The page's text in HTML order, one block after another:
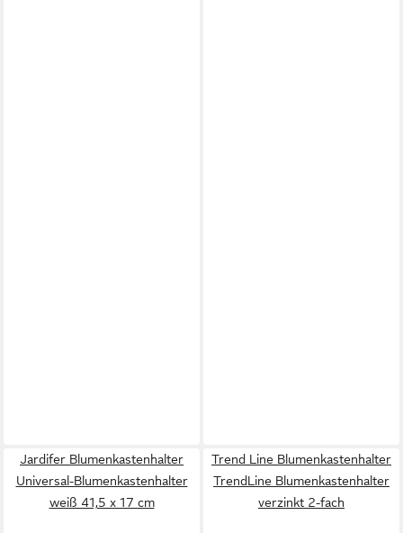
Jardifer Blumenkastenhalter
Universal-Blumenkastenhalter
weiß 41,5 x 17 cm
Trend Line Blumenkastenhalter
TrendLine Blumenkastenhalter
verzinkt 2-fach